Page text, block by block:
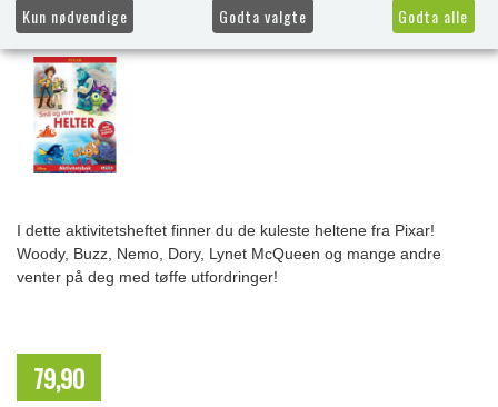
I dette aktivitetsheftet finner du de kuleste heltene fra Pixar!
Woody, Buzz, Nemo, Dory, Lynet McQueen og mange andre
venter på deg med tøffe utfordringer!
79,90
Kun nødvendige Godta valgte Godta alle